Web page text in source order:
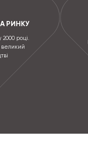
РИНКУ
2000 році.
великий